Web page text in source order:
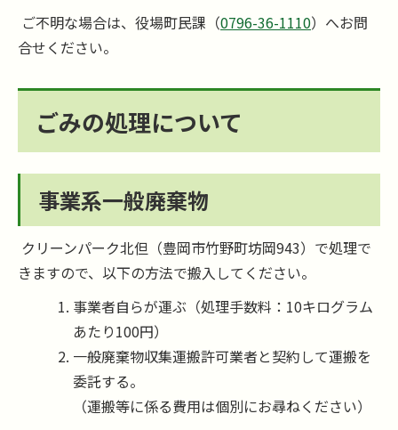
ご不明な場合は、役場町民課（0796-36-1110）へお問
合せください。
ごみの処理について
事業系一般廃棄物
クリーンパーク北但（豊岡市竹野町坊岡943）で処理で
きますので、以下の方法で搬入してください。
事業者自らが運ぶ（処理手数料：10キログラム
あたり100円）
一般廃棄物収集運搬許可業者と契約して運搬を
委託する。
（運搬等に係る費用は個別にお尋ねください）